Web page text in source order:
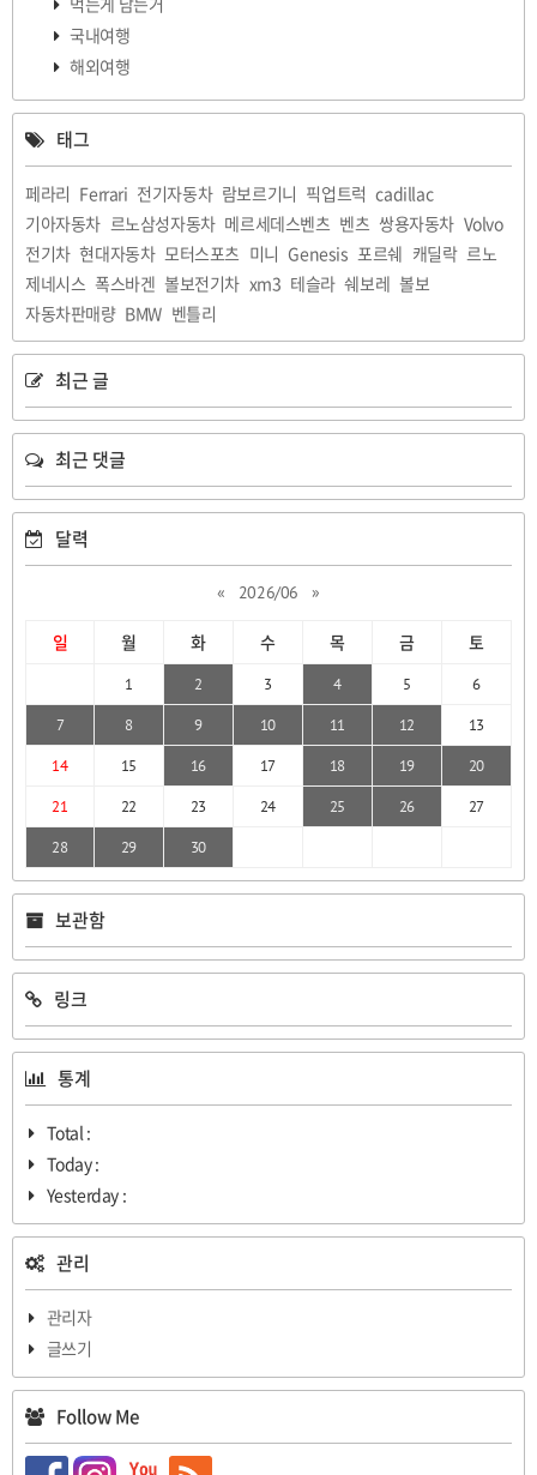
국내여행
해외여행
태그
페라리 Ferrari 전기자동차 람보르기니 픽업트럭 cadillac
기아자동차 르노삼성자동차 메르세데스벤츠 벤츠 쌍용자동차 Volvo
전기차 현대자동차 모터스포츠 미니 Genesis 포르쉐 캐딜락 르노
제네시스 폭스바겐 볼보전기차 xm3 테슬라 쉐보레 볼보
자동차판매량 BMW 벤틀리
최근 글
최근 댓글
달력
« 2026/06 »
일 월 화 수 목 금 토
1 2 3 4 5
6
7
8 9 10 11 12
13
14
15 16 17 18 19
20
21
22 23 24 25 26
27
28
29 30
보관함
링크
통계
Total :
Today :
Yesterday :
관리
관리자
글쓰기
Follow Me